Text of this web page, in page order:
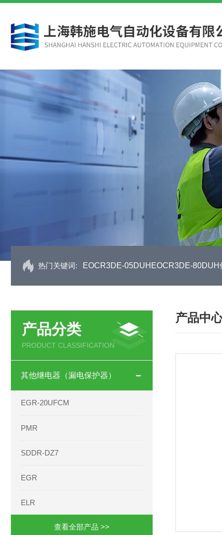
热门关键词: EOCR3DE-05DUHEOCR3DE-80DUH
产品分类
PRODUCT CLASSIFICATION
其他继电器（漏电保护器）
EGR-20UFCM
PMR
SDDR-DZ7
EGR
ELR
查看全部产品 >>
产品中